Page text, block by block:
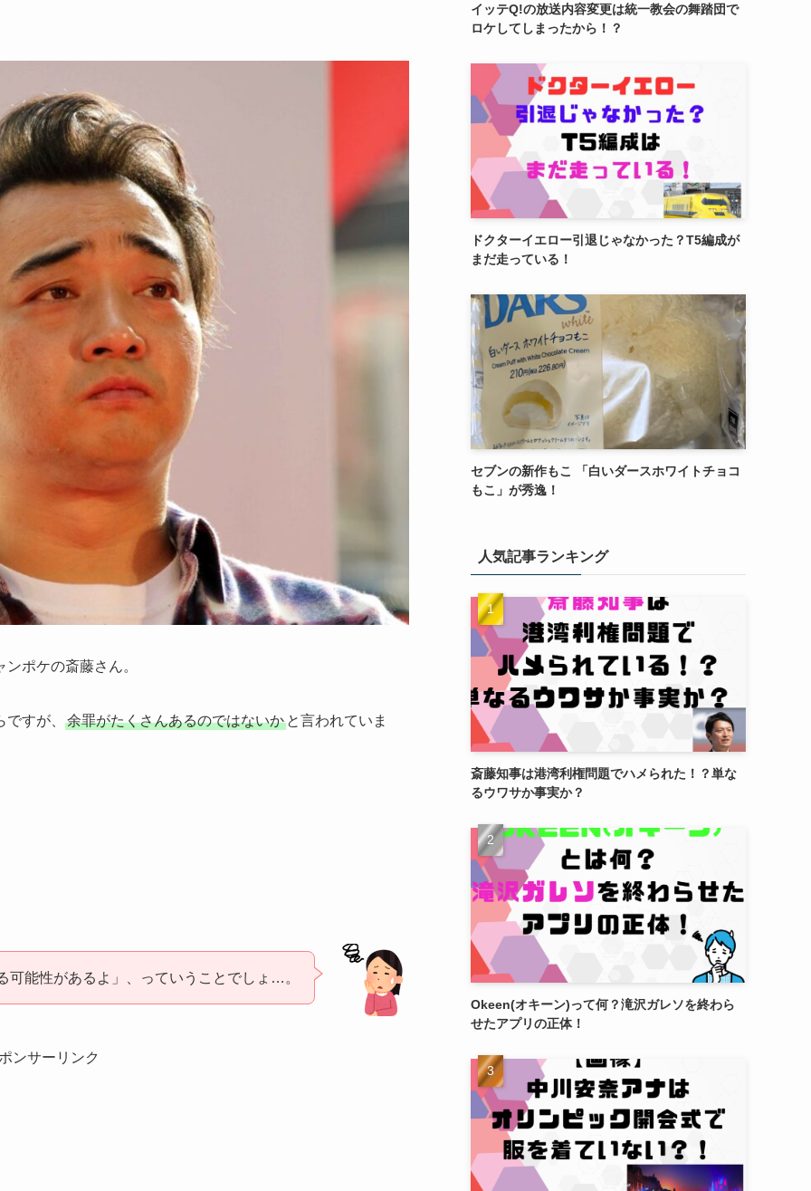
ポケの斎藤さん。
すが、 余罪がたくさんあるのではないか と言われていま
可能性があるよ」、っていうことでしょ…。
ンサーリンク
イッテQ!の放送内容変更は統一教会の舞踏団で
ロケしてしまったから！？
ドクターイエロー引退じゃなかった？T5編成が
まだ走っている！
セブンの新作もこ 「白いダースホワイトチョコ
もこ」が秀逸！
人気記事ランキング
斎藤知事は港湾利権問題でハメられた！？単な
るウワサか事実か？
Okeen(オキーン)って何？滝沢ガレソを終わら
せたアプリの正体！